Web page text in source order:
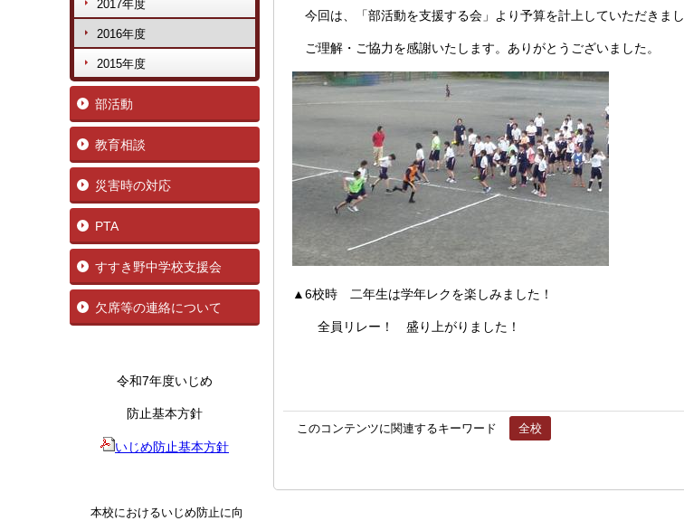
2017年度
2016年度
2015年度
部活動
教育相談
災害時の対応
PTA
すすき野中学校支援会
欠席等の連絡について
令和7年度いじめ
防止基本方針
いじめ防止基本方針
本校におけるいじめ防止に向
今回は、「部活動を支援する会」より予算を計上していただきまし
ご理解・ご協力を感謝いたします。ありがとうございました。
▲6校時 二年生は学年レクを楽しみました！
全員リレー！ 盛り上がりました！
このコンテンツに関連するキーワード 全校